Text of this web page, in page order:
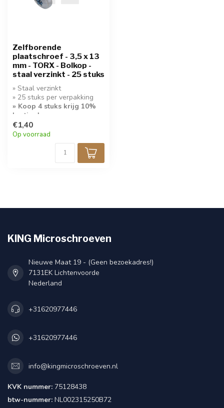
Zelfborende
plaatschroef - 3,5 x 13
mm - TORX - Bolkop -
staal verzinkt - 25 stuks
» Staal verzinkt
» 25 stuks per verpakking
» Koop 4 stuks krijg 10%
korting!
» Bolkop Torx 15
€1,40
Op voorraad
KING Microschroeven
Nieuwe Maat 19 - (Geen bezoekadres!)
7131EK Lichtenvoorde
Nederland
+31620977446
+31620977446
info@kingmicroschroeven.nl
KVK nummer: 75128438
btw-nummer: NL002315250B72